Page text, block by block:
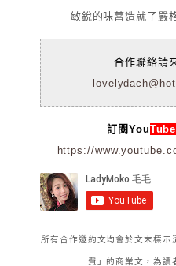
敏銳的味蕾造就了嚴
合作聯絡請
訂閱YouTube
https://
所有合作邀約文均會於文末標示
費」的商業文，為讀